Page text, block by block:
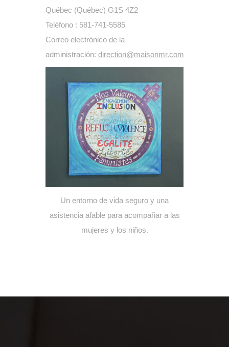
Québec (Québec) G1S 4Z2
Teléfono : 581-741-5585
Correo electrónico de la
administración: direction@maisonmr.com
Un entorno de vida seguro y una
asistencia afable para acompañar a las
mujeres y los niños.